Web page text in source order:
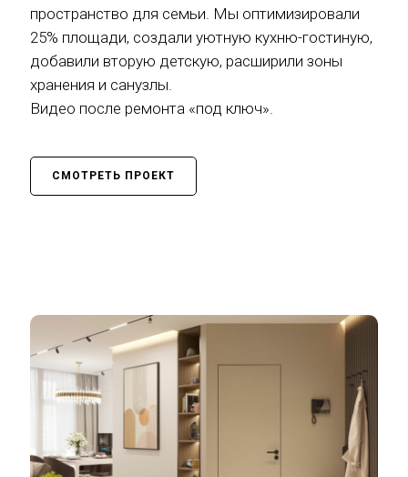
пространство для семьи. Мы оптимизировали
25% площади, создали уютную кухню-гостиную,
добавили вторую детскую, расширили зоны
хранения и санузлы.
Видео после ремонта «под ключ».
СМОТРЕТЬ ПРОЕКТ